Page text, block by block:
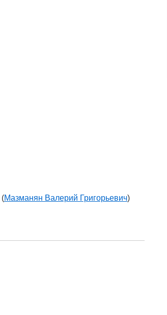
(Мазманян Валерий Григорьевич)